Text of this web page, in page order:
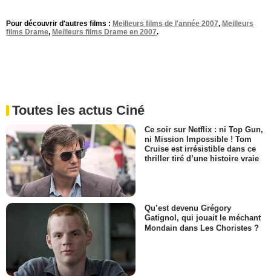
Pour découvrir d'autres films : Meilleurs films de l'année 2007, Meilleurs
films Drame, Meilleurs films Drame en 2007.
Toutes les actus Ciné
Ce soir sur Netflix : ni Top Gun,
ni Mission Impossible ! Tom
Cruise est irrésistible dans ce
thriller tiré d’une histoire vraie
Qu’est devenu Grégory
Gatignol, qui jouait le méchant
Mondain dans Les Choristes ?